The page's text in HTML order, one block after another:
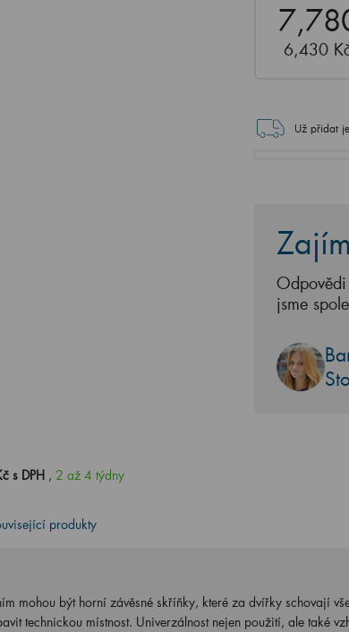
6,430
Už přidat
jsme
s DPH , 2 až 4 týdny
produkty
mohou být horní závěsné skříňky, které za dvířky schovají
technickou místnost. Univerzálnost nejen použití, ale také